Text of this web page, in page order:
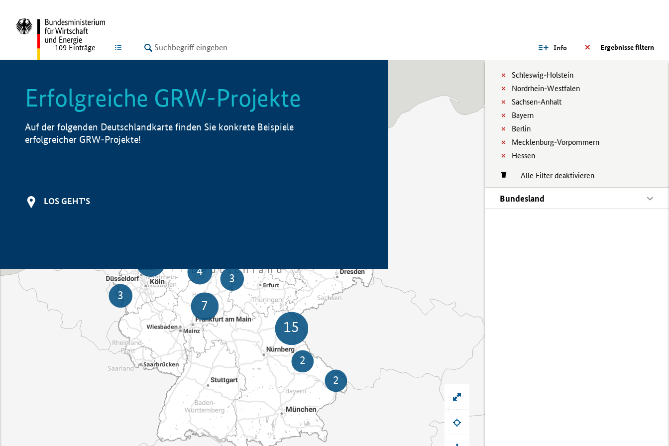
LISTE Ergebnisse filtern
Info
Schleswig-Holstein
Nordrhein-Westfalen
Sachsen-Anhalt
Bayern
Berlin
Mecklenburg-Vorpommern
Hessen
Alle Filter deaktivieren
Bundesland
109 Einträge
Erfolgreiche GRW-Projekte
Auf der folgenden Deutschlandkarte finden Sie konkrete Beispiele
erfolgreicher GRW-Projekte!
LOS GEHT'S